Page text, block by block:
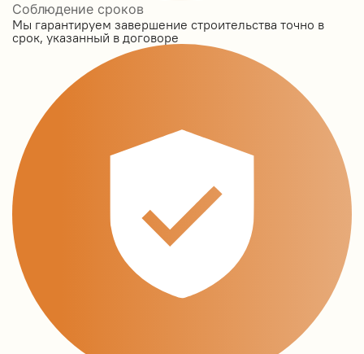
Соблюдение сроков
Мы гарантируем завершение строительства точно в
срок, указанный в договоре